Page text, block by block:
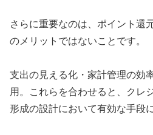
さらに重要なのは、ポイント還
のメリットではないことです。
支出の見える化・家計管理の効
用。これらを合わせると、クレ
形成の設計において有効な手段